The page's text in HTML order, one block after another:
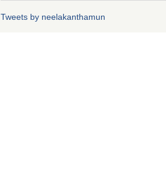
Tweets by neelakanthamun